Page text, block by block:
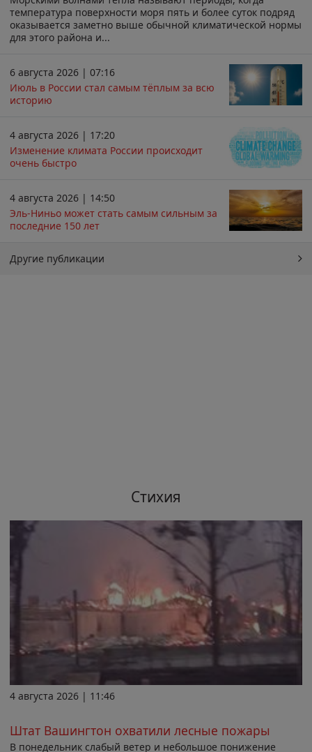
температура поверхности моря пять и более суток подряд
оказывается заметно выше обычной климатической нормы
для этого района и...
6 августа 2026 | 07:16
Июль в России стал самым тёплым за всю
историю
4 августа 2026 | 17:20
Изменение климата России происходит
очень быстро
4 августа 2026 | 14:50
Эль-Ниньо может стать самым сильным за
последние 150 лет
Другие публикации
Стихия
4 августа 2026 | 11:46
Штат Вашингтон охватили лесные пожары
В понедельник слабый ветер и небольшое понижение